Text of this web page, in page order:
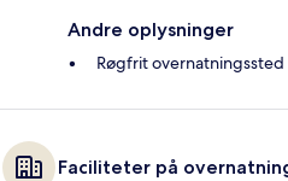
Andre oplysninger
Røgfrit overnatningssted
Faciliteter på